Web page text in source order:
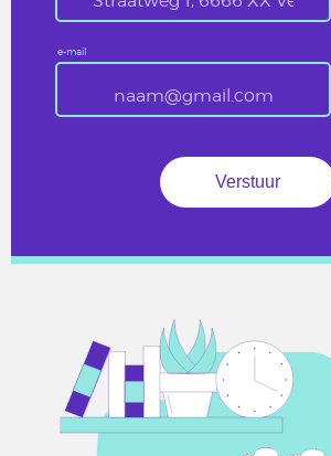
e-mail